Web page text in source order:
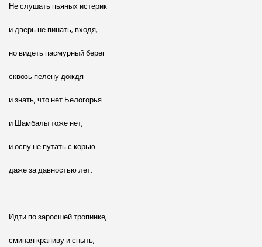
Не слушать пьяных истерик
и дверь не пинать, входя,
но видеть пасмурный берег
сквозь пелену дождя
и знать, что нет Белогорья
и Шамбалы тоже нет,
и оспу не путать с корью
даже за давностью лет.
Идти по заросшей тропинке,
сминая крапиву и сныть,